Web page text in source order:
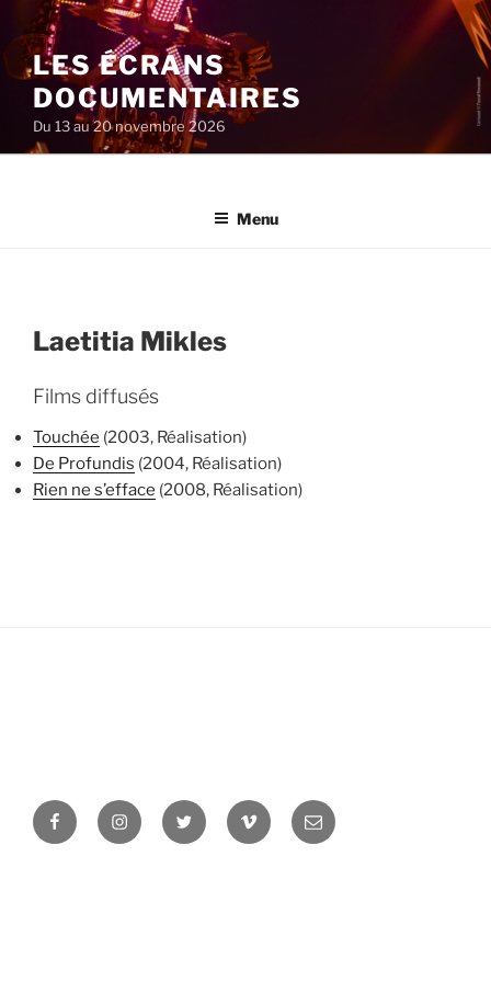
au
contenu
principal
LES ÉCRANS
DOCUMENTAIRES
Du 13 au 20 novembre 2026
Menu
Laetitia Mikles
Films diffusés
Touchée (2003, Réalisation)
De Profundis (2004, Réalisation)
Rien ne s’efface (2008, Réalisation)
FacebookInstagramTwitter Vimeo Newsletter